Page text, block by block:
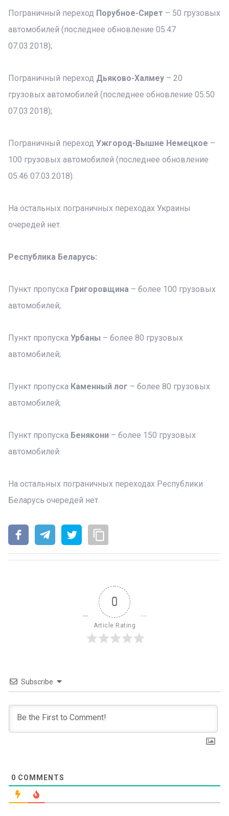
Пограничный переход Порубное-Сирет – 50 грузовых
автомобилей (последнее обновление 05.47
07.03.2018);
Пограничный переход Дьяково-Халмеу – 20
грузовых автомобилей (последнее обновление 05.50
07.03.2018);
Пограничный переход Ужгород-Вышне Немецкое –
100 грузовых автомобилей (последнее обновление
05.46 07.03.2018).
На остальных пограничных переходах Украины
очередей нет.
Республика Беларусь:
Пункт пропуска Григоровщина – более 100 грузовых
автомобилей;
Пункт пропуска Урбаны – более 80 грузовых
автомобилей;
Пункт пропуска Каменный лог – более 80 грузовых
автомобилей;
Пункт пропуска Бенякони – более 150 грузовых
автомобилей.
На остальных пограничных переходах Республики
Беларусь очередей нет.
0
Article Rating
Subscribe
0 COMMENTS